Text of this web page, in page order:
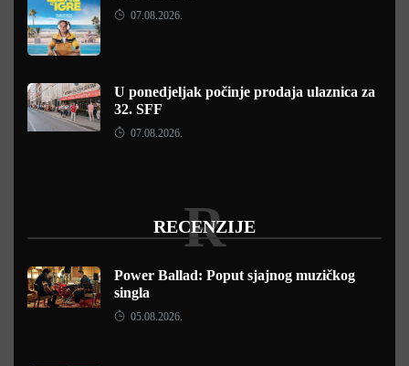
07.08.2026.
U ponedjeljak počinje prodaja ulaznica za
32. SFF
07.08.2026.
RECENZIJE
R
Power Ballad: Poput sjajnog muzičkog
singla
05.08.2026.